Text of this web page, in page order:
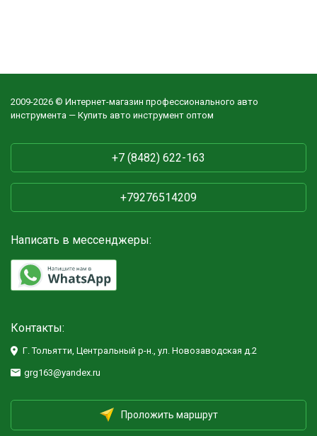
2009-2026 © Интернет-магазин профессионального авто
инструмента — Купить авто инструмент оптом
+7 (8482) 622-163
+79276514209
Написать в мессенджеры:
Контакты:
Г. Тольятти, Центральный р-н., ул. Новозаводская д.2
grg163@yandex.ru
Проложить маршрут